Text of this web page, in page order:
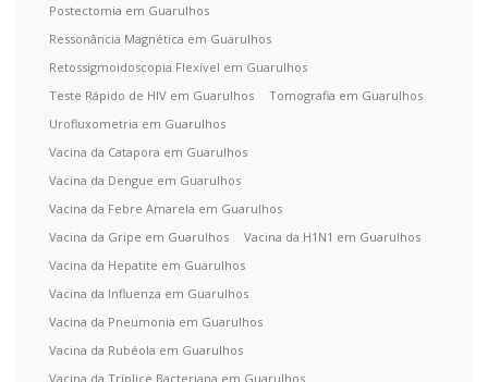
Postectomia em Guarulhos
Ressonância Magnética em Guarulhos
Retossigmoidoscopia Flexível em Guarulhos
Teste Rápido de HIV em Guarulhos
Tomografia em Guarulhos
Urofluxometria em Guarulhos
Vacina da Catapora em Guarulhos
Vacina da Dengue em Guarulhos
Vacina da Febre Amarela em Guarulhos
Vacina da Gripe em Guarulhos
Vacina da H1N1 em Guarulhos
Vacina da Hepatite em Guarulhos
Vacina da Influenza em Guarulhos
Vacina da Pneumonia em Guarulhos
Vacina da Rubéola em Guarulhos
Vacina da Tríplice Bacteriana em Guarulhos